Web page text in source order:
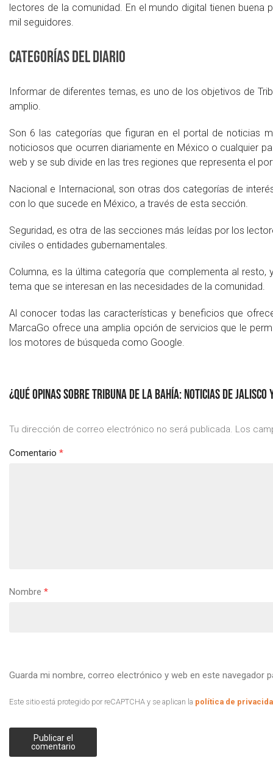
lectores de la comunidad. En el mundo digital tienen
mil seguidores.
Categorías del diario
Informar de diferentes temas, es uno de los objetivos de
amplio.
Son 6 las categorías que figuran en el portal de noticias
noticiosos que ocurren diariamente en México o cualquier
web y se sub divide en las tres regiones que representa el
Nacional e Internacional, son otras dos categorías de
con lo que sucede en México, a través de esta sección.
Seguridad, es otra de las secciones más leídas por los
civiles o entidades gubernamentales.
Columna, es la última categoría que complementa al
tema que se interesan en las necesidades de la comunidad.
Al conocer todas las características y beneficios que
MarcaGo ofrece una amplia opción de servicios que le
los motores de búsqueda como Google.
¿QUÉ OPINAS SOBRE TRIBUNA DE LA BAHÍA: NOTICIAS DE JALISCO
Tu dirección de correo electrónico no será publicada. Los
Comentario *
Nombre *
Guarda mi nombre, correo electrónico y web en este navegador
Este sitio está protegido por reCAPTCHA y se aplican la política de